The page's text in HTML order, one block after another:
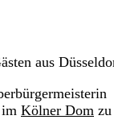
aus
im Kölner Dom zu